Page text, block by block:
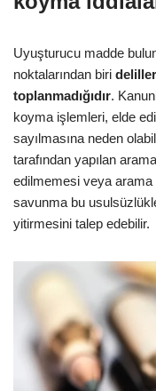
Uyuşturucu madde
noktalarından biri
toplanmadığıdır.
koyma işlemleri, elde
sayılmasına neden
tarafından yapılan
edilmemesi veya arama
savunma bu
yitirmesini talep edebilir.